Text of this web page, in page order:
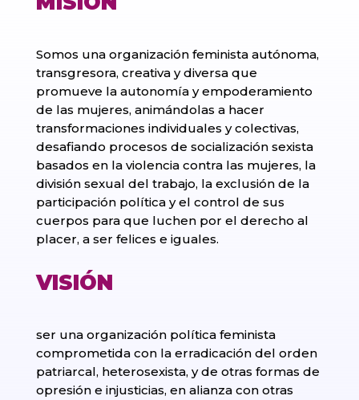
Somos una organización feminista autónoma,
transgresora, creativa y diversa que
promueve la autonomía y empoderamiento
de las mujeres, animándolas a hacer
transformaciones individuales y colectivas,
desafiando procesos de socialización sexista
basados en la violencia contra las mujeres, la
división sexual del trabajo, la exclusión de la
participación política y el control de sus
cuerpos para que luchen por el derecho al
placer, a ser felices e iguales.
VISIÓN
ser una organización política feminista
comprometida con la erradicación del orden
patriarcal, heterosexista, y de otras formas de
opresión e injusticias, en alianza con otras